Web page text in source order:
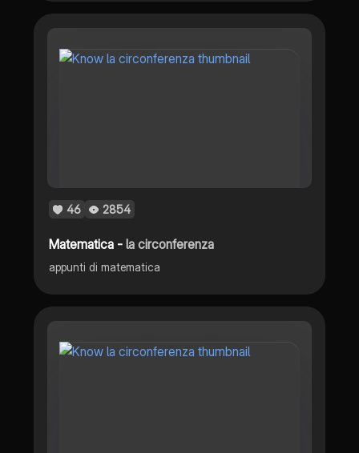
46 2854
Matematica -la circonferenza
appunti di matematica